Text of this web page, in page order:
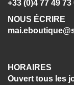
+33 (0)4 77 49 73
NOUS ÉCRIRE
HORAIRES
Ouvert tous les